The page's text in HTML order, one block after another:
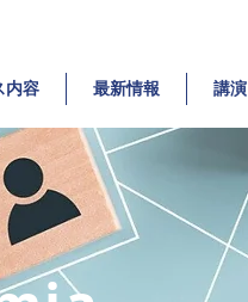
内容 最新情報 講